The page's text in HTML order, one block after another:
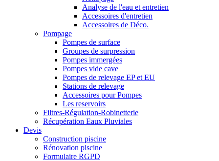
Analyse de l'eau et entretien
Accessoires d'entretien
Accessoires de Déco.
Pompage
Pompes de surface
Groupes de surpression
Pompes immergées
Pompes vide cave
Pompes de relevage EP et EU
Stations de relevage
Accessoires pour Pompes
Les reservoirs
Filtres-Régulation-Robinetterie
Récupération Eaux Pluviales
Devis
Construction piscine
Rénovation piscine
Formulaire RGPD